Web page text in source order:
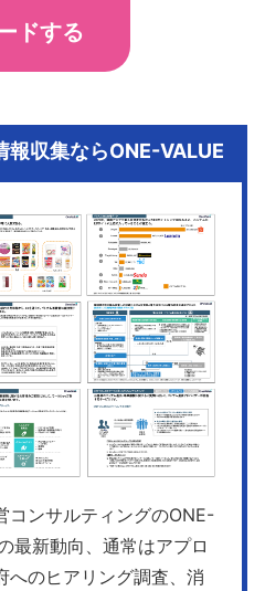
ドする
報収集ならONE-VALUE
コンサルティングのONE-
最新動向、通常はアプロ
へのヒアリング調査、消